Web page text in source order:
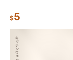
日創生活
$5